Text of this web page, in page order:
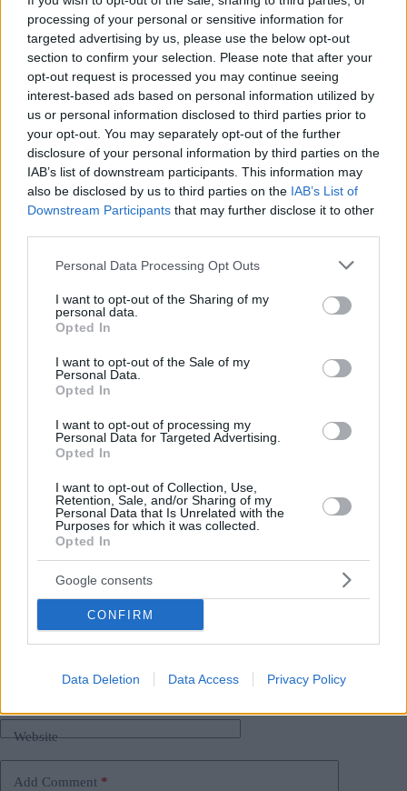
processing of your personal or sensitive information for
targeted advertising by us, please use the below opt-out
section to confirm your selection. Please note that after your
opt-out request is processed you may continue seeing
interest-based ads based on personal information utilized by
us or personal information disclosed to third parties prior to
your opt-out. You may separately opt-out of the further
disclosure of your personal information by third parties on the
IAB’s list of downstream participants. This information may
also be disclosed by us to third parties on the IAB’s List of
Downstream Participants that may further disclose it to other
Please note that this website/app uses one or more Google
not limited to your visit or usage behaviour. You may click to
grant or deny consent to Google and its third-party tags to
use your data for below specified purposes in below Google
consent section.
Personal Data Processing Opt Outs
I want to opt-out of the Sharing of my
personal data.
Opted In
I want to opt-out of the Sale of my
Personal Data.
Opted In
I want to opt-out of processing my
Personal Data for Targeted Advertising.
Opted In
I want to opt-out of Collection, Use,
Retention, Sale, and/or Sharing of my
Personal Data that Is Unrelated with the
Purposes for which it was collected.
Opted In
Google consents
CONFIRM
Data Deletion Data Access Privacy Policy
dell’Ungheria per l’approvvigionamento di petrolio, non sarà
in funzione.
MOL ha affermato che le tariffe di consegna di Janaf sono 4-
5 volte superiori alla media europea, “sollevando il sospetto di
un abuso di posizione monopolistica”.
MOL ha ribadito che la sicurezza delle forniture nella regione
richiede il funzionamento di due oleodotti commercialmente
competitivi: Adria e Druzhba. MOL ha aggiunto di sostenere
gli sforzi ucraini per collegare il Druzhba con il Mar Nero,
riavviando l’oleodotto Odesa-Brody.
Se si è perso i nostri articoli precedenti sulla crisi delle
L’Ungheria viene privata del greggio russo per un mese
, mentre l’Ucraina annuncia un nuovo rinvio
: quanto
dovremo resistere?
mare, mentre l’oleodotto Druzhba rimane fuori servizio
Il consigliere presidenziale polacco sostiene che
l’interruzione del transito di petrolio russo verso
Immagine in primo piano: depositphotos.com
crisi energetica in ungheria
ucraina #ungheria
Leave a Reply
Your email address will not be published.
Website
Add Comment *